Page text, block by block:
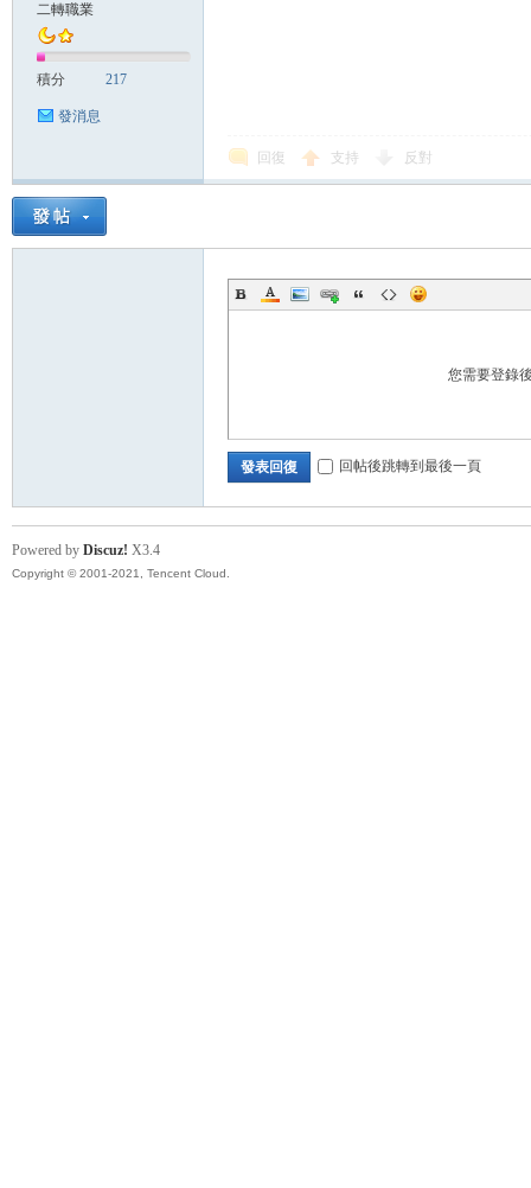
二轉職業
積分 217
發消息
回復 支持 反對
您需要登錄
發表回復 回帖後跳轉到最後一頁
Powered by Discuz! X3.4
Copyright © 2001-2021, Tencent Cloud.